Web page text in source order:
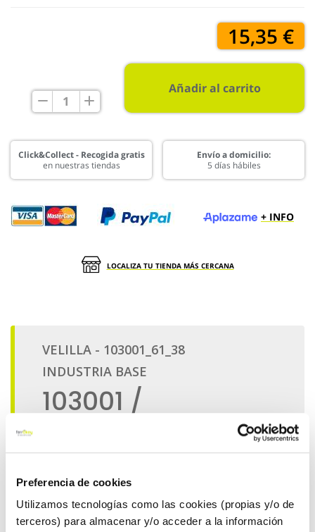
Preferencia de cookies
Utilizamos tecnologías como las cookies (propias y/o de
terceros) para almacenar y/o acceder a la información
15,35 €
Añadir al carrito
Click&Collect - Recogida gratis
en nuestras tiendas
Envío a domicilio:
5 días hábiles
+ INFO
LOCALIZA TU TIENDA MÁS CERCANA